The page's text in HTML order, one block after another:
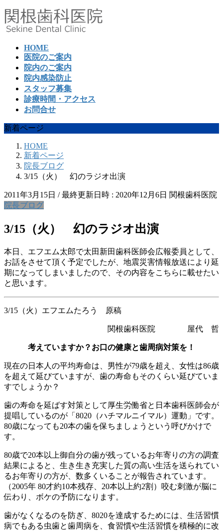
コ
ン
テ
ナ
ビ
ゲ
HOME
医院のご案内
院内のご案内
院内感染防止
スタッフ募集
診療時間・アクセス
お問合せ
新着ページ
HOME
新着ページ
院長ブログ
3/15（火） 幻のラジオ出演
2011年3月15日 / 最終更新日時 : 2020年12月6日 関根歯科医院
院長ブログ
3/15（火） 幻のラジオ出演
本日、エフエム太郎で太田新田歯科医師会広報委員として、
お話をさせて頂く予定でしたが、地震災害情報放送により延
期になってしまいましたので、その内容をこちらに載せたい
と思います。
3/15（火）エフエムたろう 原稿
関根歯科医院 屋代 哲
考えていますか？お口の健康と歯周病対策を！
現在の日本人の平均寿命は、男性が79歳を超え、女性は86歳
を超えて延びていますが、歯の寿命もそのくらい延びていま
すでしょうか？
歯の寿命を延ばす対策として厚生労働省と日本歯科医師会が
提唱しているのが「8020（ハチマルニイマル）運動」です。
80歳になっても20本の歯を保ちましょうという呼びかけで
す。
80歳で20本以上御自分の歯が残っているお年寄りの方の調査
結果によると、生き生き充実した質の高い生活を送られてい
るお年寄りの方が、数多くいることが報告されています。
（2005年 80才約10本残存、20本以上約2割）咬む刺激が脳に
伝わり、ボケの予防になります。
歯がなくなるのを防ぎ、8020を達成するためには、生活習慣
病でもある虫歯と歯周病を、食習慣や生活習慣を積極的に改